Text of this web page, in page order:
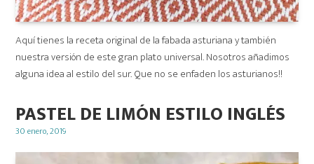
Aquí tienes la receta original de la fabada asturiana y también
nuestra versión de este gran plato universal. Nosotros añadimos
alguna idea al estilo del sur. Que no se enfaden los asturianos!!
PASTEL DE LIMÓN ESTILO INGLÉS
Posted
30 enero, 2019